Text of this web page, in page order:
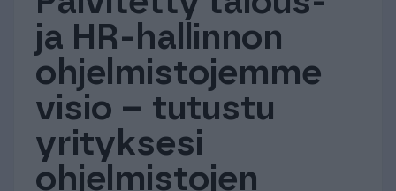
ja HR-hallinnon
ohjelmistojemme
visio – tutustu
yrityksesi
ohjelmistojen